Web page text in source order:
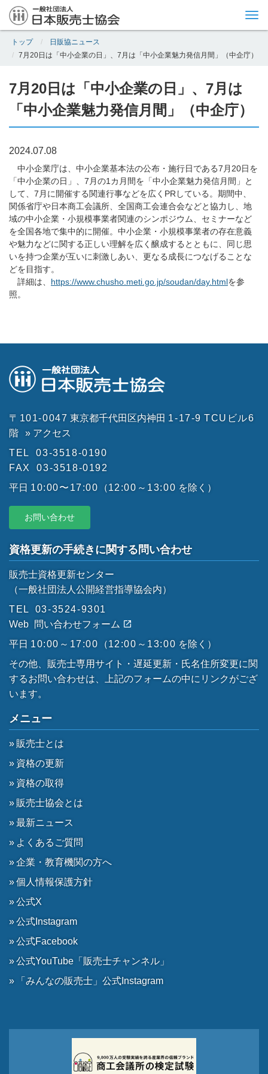
トップ
日販協ニュース
7月20日は「中小企業の日」、7月は「中小企業魅力発信月間」（中企庁）
7月20日は「中小企業の日」、7月は
「中小企業魅力発信月間」（中企庁）
2024.07.08
中小企業庁は、中小企業基本法の公布・施行日である7月20日を
「中小企業の日」、7月の1カ月間を「中小企業魅力発信月間」と
して、7月に開催する関連行事などを広くPRしている。期間中、
関係省庁や日本商工会議所、全国商工会連合会などと協力し、地
域の中小企業・小規模事業者関連のシンポジウム、セミナーなど
を全国各地で集中的に開催。中小企業・小規模事業者の存在意義
や魅力などに関する正しい理解を広く醸成するとともに、同じ思
いを持つ企業が互いに刺激しあい、更なる成長につなげることな
どを目指す。
詳細は、 https://www.chusho.meti.go.jp/soudan/day.htmlを参
照。
〒101-0047 東京都千代田区内神田 1-17-9 TCUビル6
階
» アクセス
TEL
03-3518-0190
FAX
03-3518-0192
平日 10:00〜17:00 （12:00～13:00 を除く）
お問い合わせ
資格更新の手続きに関する問い合わせ
販売士資格更新センター
（一般社団法人公開経営指導協会内）
TEL
03-3524-9301
Web
問い合わせフォーム
平日 10:00～17:00 （12:00～13:00 を除く）
その他、販売士専用サイト・遅延更新・氏名住所変更に関
するお問い合わせは、上記のフォームの中にリンクがござ
います。
メニュー
販売士とは
資格の更新
資格の取得
販売士協会とは
最新ニュース
よくあるご質問
企業・教育機関の方へ
個人情報保護方針
公式X
公式Instagram
公式Facebook
公式YouTube「販売士チャンネル」
「みんなの販売士」公式Instagram